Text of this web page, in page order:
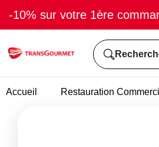
-10% sur votre 1ère
Accueil Restauration